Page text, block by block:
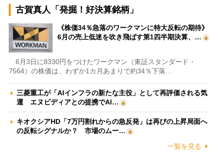
古賀真人「発掘！好決算銘柄」
《株価34％急落のワークマンに特大反転の期待》
6月の売上低迷を吹き飛ばす第1四半期決算、…
6月3日に8330円をつけたワークマン（東証スタンダード・
7564）の株価は、わずか1カ月あまりで約34％下落…
三菱重工が「AIインフラの新たな主役」として再評価される気
運 エヌビディアとの提携でAI…
キオクシアHD「7万円割れからの急反発」は再びの上昇局面へ
の反転シグナルか？ 市場のムー…
一覧を見る